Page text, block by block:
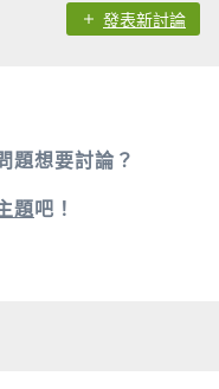
發表新討論
題想要討論？
題吧！